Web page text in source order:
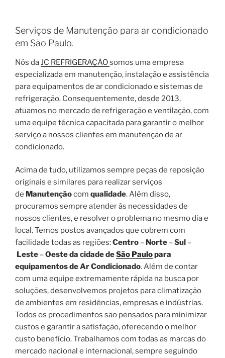
Serviços de Manutenção para ar condicionado
em São Paulo.
Nós daJC REFRIGERAÇÃOsomos uma empresa
especializada em manutenção, instalação e assistência
para equipamentos de ar condicionado e sistemas de
refrigeração. Consequentemente, desde 2013,
atuamos no mercado de refrigeração e ventilação, com
uma equipe técnica capacitada para garantir o melhor
serviço a nossos clientes em manutenção de ar
condicionado.
Acima de tudo, utilizamos sempre peças de reposição
originais e similares para realizar serviços
de Manutençãocom qualidade. Além disso,
procuramos sempre atender às necessidades de
nossos clientes, e resolver o problema no mesmo dia e
local. Temos postos avançados que cobrem com
facilidade todas as regiões:Centro – Norte –Sul –
Leste –Oeste da cidade deSão Paulopara
equipamentos de Ar Condicionado. Além de contar
com uma equipe extremamente rápida na busca por
soluções, desenvolvemos projetos para climatização
de ambientes em residências, empresas e indústrias.
Todos os procedimentos são pensados para minimizar
custos e garantir a satisfação, oferecendo o melhor
custo benefício. Trabalhamos com todas as marcas do
mercado nacional e internacional, sempre seguindo